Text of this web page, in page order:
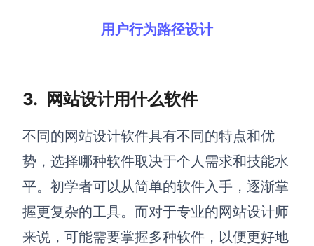
用户行为路径设计
3. 网站设计用什么软件
不同的网站设计软件具有不同的特点和优
势，选择哪种软件取决于个人需求和技能水
平。初学者可以从简单的软件入手，逐渐掌
握更复杂的工具。而对于专业的网站设计师
来说，可能需要掌握多种软件，以便更好地